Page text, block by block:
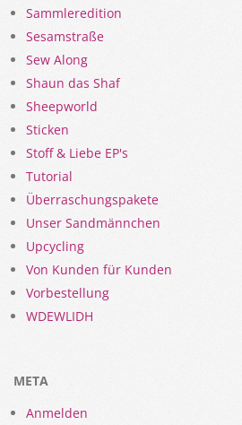
Sammleredition
Sesamstraße
Sew Along
Shaun das Shaf
Sheepworld
Sticken
Stoff & Liebe EP's
Tutorial
Überraschungspakete
Unser Sandmännchen
Upcycling
Von Kunden für Kunden
Vorbestellung
WDEWLIDH
META
Anmelden